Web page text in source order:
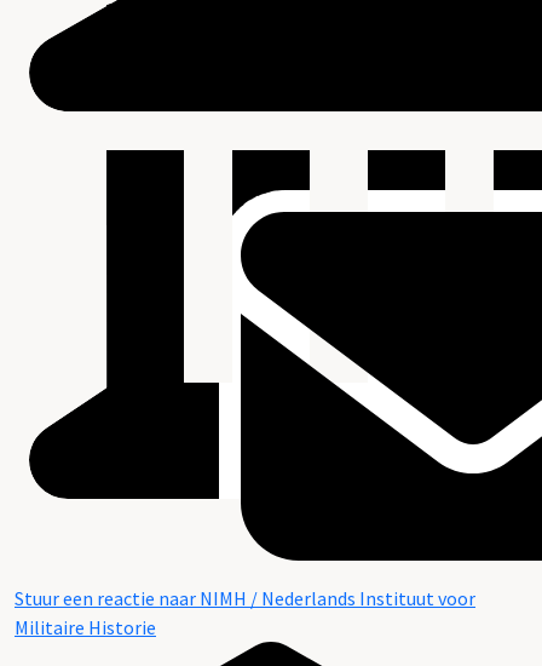
Stuur een reactie naar NIMH / Nederlands Instituut voor
Militaire Historie